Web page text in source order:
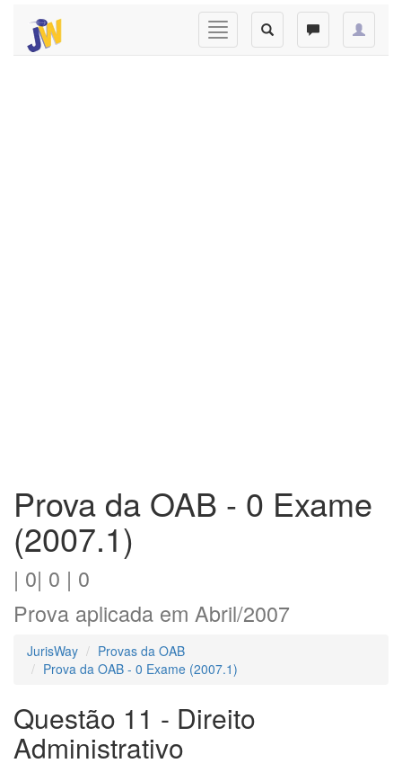
Prova da OAB - 0 Exame
(2007.1)
| 0| 0 | 0
Prova aplicada em Abril/2007
JurisWay
Provas da OAB
Prova da OAB - 0 Exame (2007.1)
Questão 11 - Direito
Administrativo